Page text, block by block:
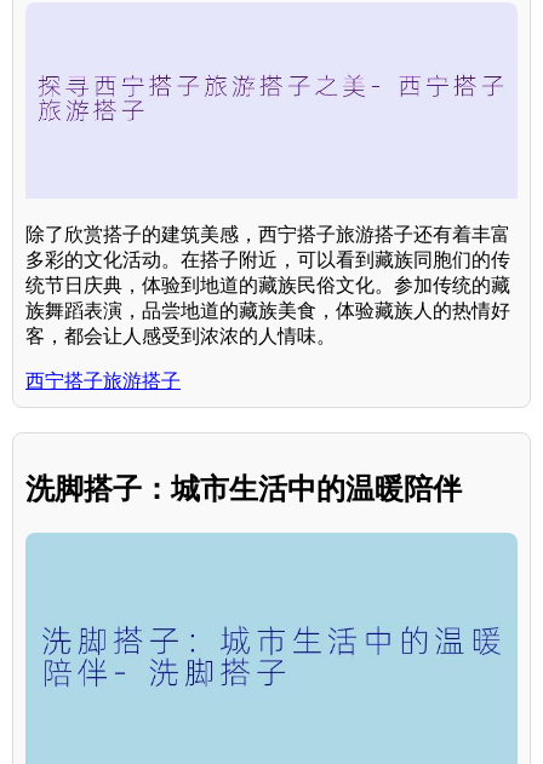
除了欣赏搭子的建筑美感，西宁搭子旅游搭子还有着丰富
多彩的文化活动。在搭子附近，可以看到藏族同胞们的传
统节日庆典，体验到地道的藏族民俗文化。参加传统的藏
族舞蹈表演，品尝地道的藏族美食，体验藏族人的热情好
客，都会让人感受到浓浓的人情味。
西宁搭子旅游搭子
洗脚搭子：城市生活中的温暖陪伴